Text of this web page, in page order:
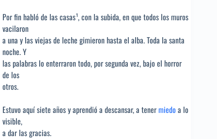
Por fin habló de las casas¹, con la subida, en que todos los muros
vacilaron
a una y las viejas de leche gimieron hasta el alba. Toda la santa
noche. Y
las palabras lo enterraron todo, por segunda vez, bajo el horror
de los
otros.
Estuvo aquí siete años y aprendió a descansar, a tenermiedo a lo
visible,
a dar las gracias.